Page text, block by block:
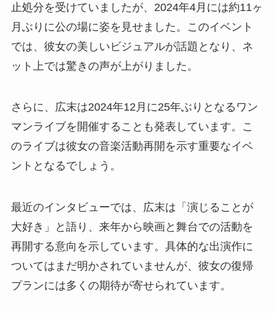
止処分を受けていましたが、2024年4月には約11ヶ
月ぶりに公の場に姿を見せました。このイベント
では、彼女の美しいビジュアルが話題となり、ネ
ット上では驚きの声が上がりました。
さらに、広末は2024年12月に25年ぶりとなるワン
マンライブを開催することも発表しています。こ
のライブは彼女の音楽活動再開を示す重要なイベ
ントとなるでしょう。
最近のインタビューでは、広末は「演じることが
大好き」と語り、来年から映画と舞台での活動を
再開する意向を示しています。具体的な出演作に
ついてはまだ明かされていませんが、彼女の復帰
プランには多くの期待が寄せられています。